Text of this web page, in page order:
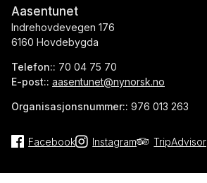
Aasentunet
Indrehovdevegen 176
6160 Hovdebygda
Telefon:: 70 04 75 70
E-post:: aasentunet@nynorsk.no
Organisasjonsnummer:: 976 013 263
Facebook Instagram TripAdvisor